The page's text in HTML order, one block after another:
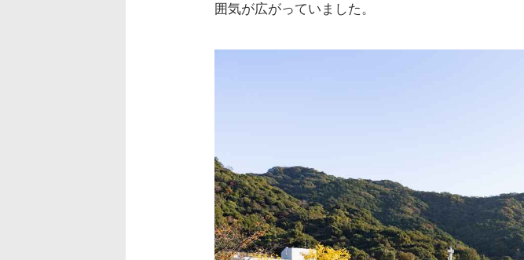
囲気が広がっていました。